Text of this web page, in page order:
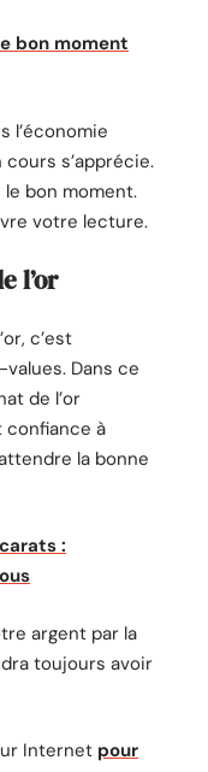
bon moment
l’économie
s’apprécie.
bon moment.
votre lecture.
l’or
c’est
Dans ce
de l’or
confiance à
la bonne
:
argent par la
toujours avoir
Internet pour